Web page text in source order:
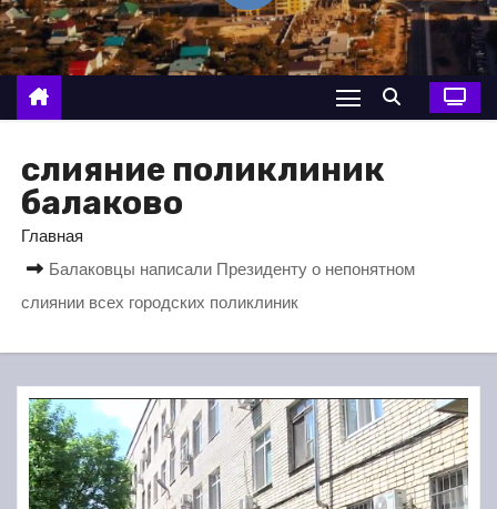
о
м
у
слияние поликлиник
балаково
Главная
Балаковцы написали Президенту о непонятном
слиянии всех городских поликлиник